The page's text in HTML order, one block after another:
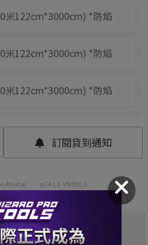
米122cm*3000cm) *防焰
米122cm*3000cm) *防焰
米122cm*3000cm) *防焰
訂閱貨到通知
Mortar p74-LX-VN001/1